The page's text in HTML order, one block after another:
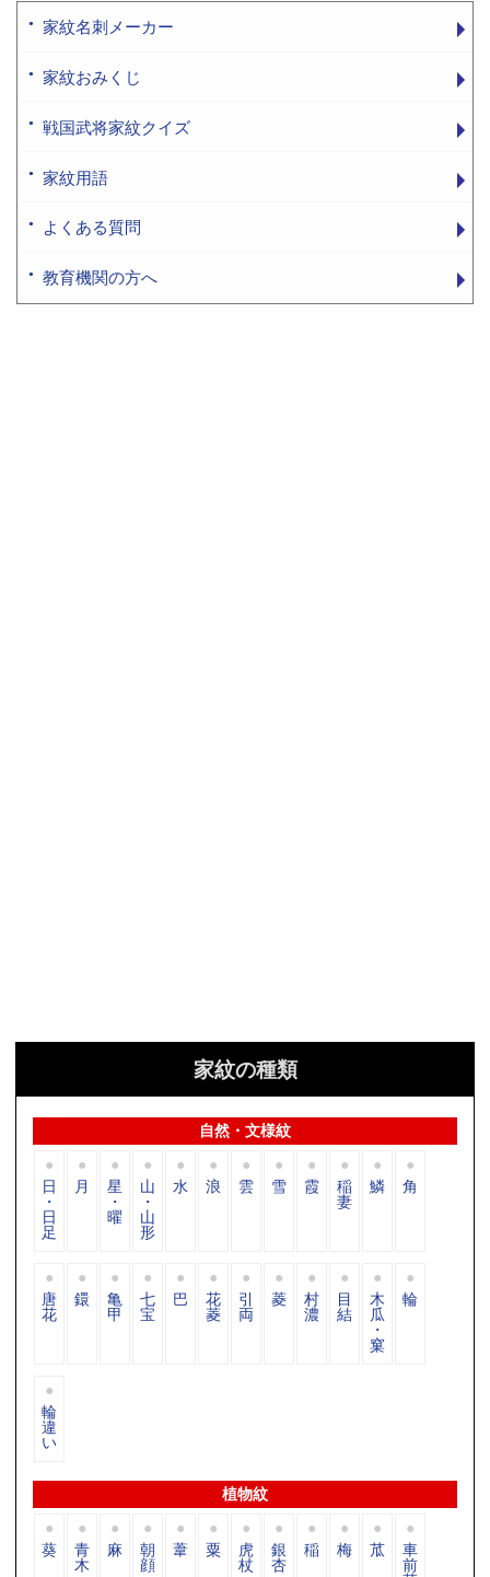
家紋名刺メーカー
家紋おみくじ
戦国武将家紋クイズ
家紋用語
よくある質問
教育機関の方へ
家紋の種類
自然・文様紋
日
・
日
足
月 星
・
曜
山
・
山
形
水 浪 雲 雪 霞 稲
妻
鱗 角
唐
花
鐶 亀
甲
七
宝
巴 花
菱
引
両
菱 村
濃
目
結
木
瓜
・
窠
輪
輪
違
い
植物紋
葵 青
木
麻 朝
顔
葦 粟 虎
杖
銀
杏
稲 梅 苽 車
前